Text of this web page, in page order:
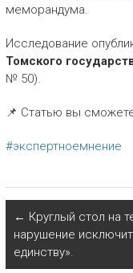
меморандума.
Исследование
Томского
№ 50).
📌 Статью вы
#экспертноемнение
← Круглый стол на
нарушение
единству».